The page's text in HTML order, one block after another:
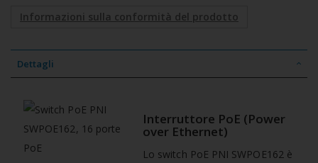
Informazioni sulla conformità del prodotto
Dettagli
Interruttore PoE (Power
over Ethernet)
Lo switch PoE PNI SWPOE162 è